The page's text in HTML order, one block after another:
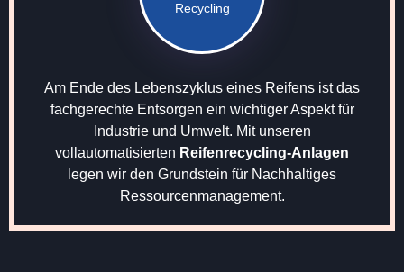
Recycling
Am Ende des Lebenszyklus eines Reifens ist das
fachgerechte Entsorgen ein wichtiger Aspekt für
Industrie und Umwelt. Mit unseren
vollautomatisierten Reifenrecycling-Anlagen
legen wir den Grundstein für Nachhaltiges
Ressourcenmanagement.